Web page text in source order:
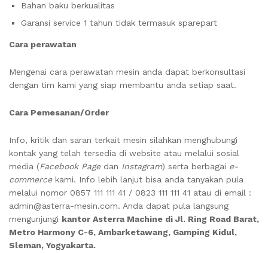
Bahan baku berkualitas
Garansi service 1 tahun tidak termasuk sparepart
Cara perawatan
Mengenai cara perawatan mesin anda dapat berkonsultasi
dengan tim kami yang siap membantu anda setiap saat.
Cara Pemesanan/Order
Info, kritik dan saran terkait mesin silahkan menghubungi
kontak yang telah tersedia di website atau melalui sosial
media (Facebook Pagedan Instagram) serta berbagai e-
commercekami. Info lebih lanjut bisa anda tanyakan pula
melalui nomor 0857 111 111 41 / 0823 111 111 41 atau di email :
admin@asterra-mesin.com. Anda dapat pula langsung
mengunjungi kantor Asterra Machine di Jl. Ring Road Barat,
Metro Harmony C-6, Ambarketawang, Gamping Kidul,
Sleman, Yogyakarta.